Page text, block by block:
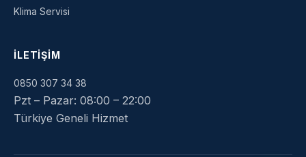
Klima Servisi
İLETIŞIM
0850 307 34 38
Pzt – Pazar: 08:00 – 22:00
Türkiye Geneli Hizmet